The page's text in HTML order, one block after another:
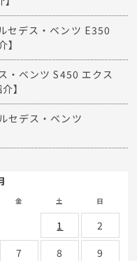
セデス・ベンツ E350
・ベンツ S450 エクス
】
セデス・ベンツ
金 土 日
1
2
7 8
9